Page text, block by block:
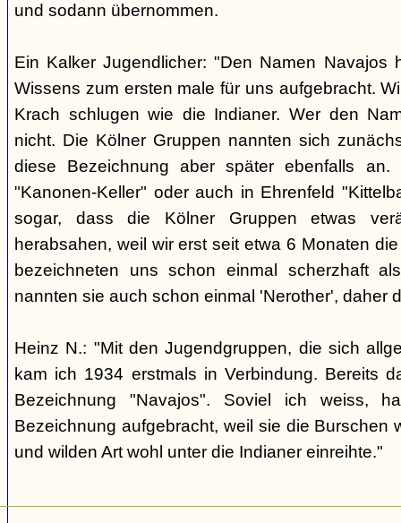
und sodann übernommen.
Ein Kalker Jugendlicher: "Den Namen Navajos
Wissens zum ersten male für uns aufgebracht.
Krach schlugen wie die Indianer. Wer den
nicht. Die Kölner Gruppen nannten sich
diese Bezeichnung aber später ebenfalls
"Kanonen-Keller" oder auch in Ehrenfeld
sogar, dass die Kölner Gruppen etwas
herabsahen, weil wir erst seit etwa 6 Monaten
bezeichneten uns schon einmal scherzhaft
nannten sie auch schon einmal 'Nerother', daher
Heinz N.: "Mit den Jugendgruppen, die sich
kam ich 1934 erstmals in Verbindung. Bereits
Bezeichnung "Navajos". Soviel ich weiss,
Bezeichnung aufgebracht, weil sie die Burschen
und wilden Art wohl unter die Indianer einreihte."